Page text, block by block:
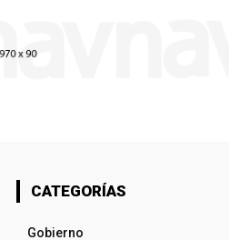
CATEGORÍAS
Gobierno